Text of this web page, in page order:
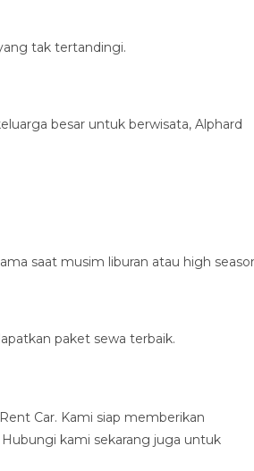
tak tertandingi.
besar untuk berwisata, Alphard
saat musim liburan atau high
paket sewa terbaik.
Car. Kami siap memberikan
kami sekarang juga untuk